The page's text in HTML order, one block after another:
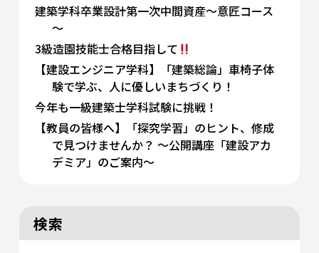
建築学科卒業設計第一次中間資産～意匠コース
～
3級造園技能士合格目指して
【建設エンジニア学科】「建築総論」車椅子体
験で学ぶ、人に優しいまちづくり！
今年も一級建築士学科試験に挑戦！
【教員の皆様へ】「探究学習」のヒント、修成
で見つけませんか？ 〜公開講座「建設アカ
デミア」のご案内〜
検索